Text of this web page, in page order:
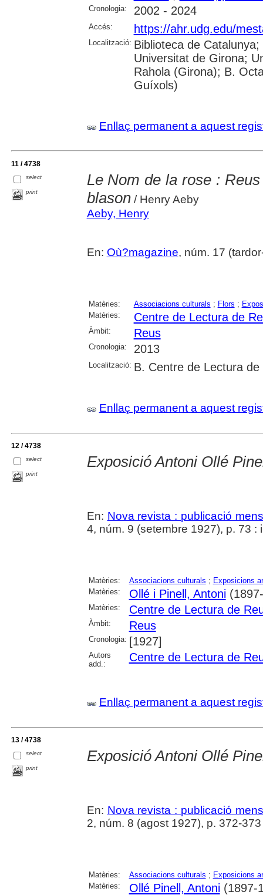
Cronologia: 2002 - 2024
Accés: https://ahr.udg.edu/
Localització: Biblioteca de
Universitat de Girona;
Rahola (Girona); B.
Guíxols)
Enllaç permanent a aquest
11 / 4738
select
print
Le Nom de la rose :
blason/ Henry Aeby
Aeby, Henry
En: Où?magazine, núm. 17
Matèries: Associacions culturals ; Flors ;
Matèries:
Centre de Lectura de
Àmbit: Reus
Cronologia: 2013
Localització: B. Centre de Lectura de
Enllaç permanent a aquest
12 / 4738
select
print
Exposició Antoni Ollé
En: Nova revista : publicació
4, núm. 9 (setembre 1927), p. 73 :
Matèries: Associacions culturals ; Exposicions
Matèries:
Ollé i Pinell, Antoni
Matèries: Centre de Lectura de
Àmbit: Reus
Cronologia: [1927]
Autors
add.:
Centre de Lectura de
Enllaç permanent a aquest
13 / 4738
select
print
Exposició Antoni Ollé
En: Nova revista : publicació
2, núm. 8 (agost 1927), p. 372-373
Matèries: Associacions culturals ; Exposicions
Matèries:
Ollé Pinell, Antoni(1897-